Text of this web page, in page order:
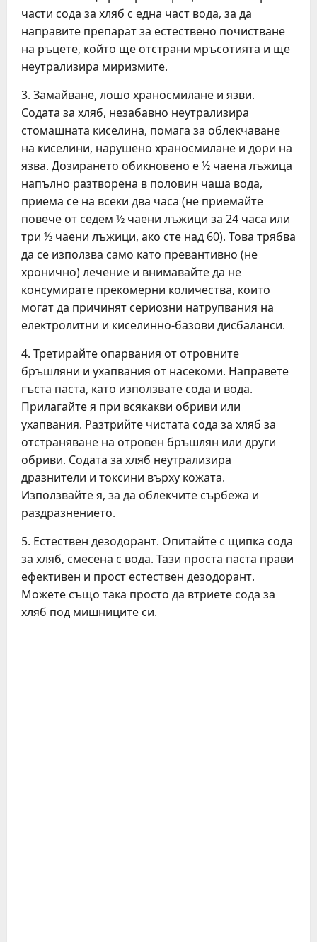
части сода за хляб с една част вода, за да
направите препарат за естествено почистване
на ръцете, който ще отстрани мръсотията и ще
неутрализира миризмите.
3. Замайване, лошо храносмилане и язви.
Содата за хляб, незабавно неутрализира
стомашната киселина, помага за облекчаване
на киселини, нарушено храносмилане и дори на
язва. Дозирането обикновено е ½ чаена лъжица
напълно разтворена в половин чаша вода,
приема се на всеки два часа (не приемайте
повече от седем ½ чаени лъжици за 24 часа или
три ½ чаени лъжици, ако сте над 60). Това трябва
да се използва само като превантивно (не
хронично) лечение и внимавайте да не
консумирате прекомерни количества, които
могат да причинят сериозни натрупвания на
електролитни и киселинно-базови дисбаланси.
4. Третирайте опарвания от отровните
бръшляни и ухапвания от насекоми. Направете
гъста паста, като използвате сода и вода.
Прилагайте я при всякакви обриви или
ухапвания. Разтрийте чистата сода за хляб за
отстраняване на отровен бръшлян или други
обриви. Содата за хляб неутрализира
дразнители и токсини върху кожата.
Използвайте я, за да облекчите сърбежа и
раздразнението.
5. Естествен дезодорант. Опитайте с щипка сода
за хляб, смесена с вода. Тази проста паста прави
ефективен и прост естествен дезодорант.
Можете също така просто да втриете сода за
хляб под мишниците си.